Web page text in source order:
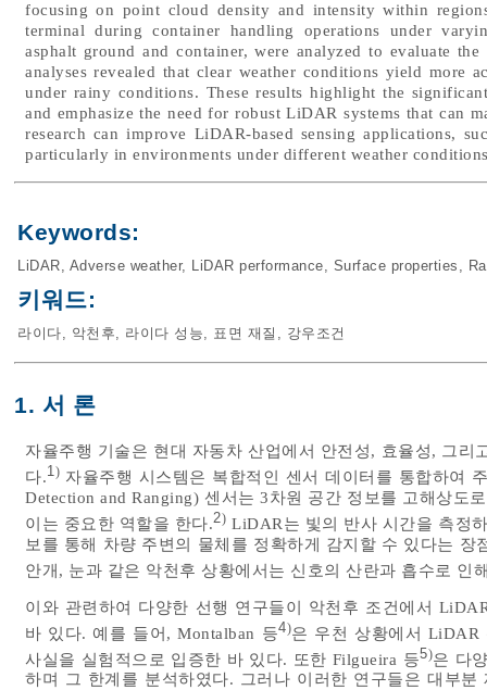
focusing on point cloud density and intensity within
terminal during container handling operations under
asphalt ground and container, were analyzed to evaluate
analyses revealed that clear weather conditions yield more
under rainy conditions. These results highlight the
and emphasize the need for robust LiDAR systems that can
research can improve LiDAR-based sensing applications,
particularly in environments under different weather
Keywords:
LiDAR, Adverse weather, LiDAR performance, Surface properties ,
키워드:
라이다, 악천후, 라이다 성능, 표면 재질 , 강우조건
1. 서 론
자율주행 기술은 현대 자동차 산업에서 안전성, 효율성, 그
다.1) 자율주행 시스템은 복합적인 센서 데이터를 통합하여
Detection and Ranging) 센서는 3차원 공간 정보를 고해상도
이는 중요한 역할을 한다.2) LiDAR는 빛의 반사 시간을 측정
보를 통해 차량 주변의 물체를 정확하게 감지할 수 있다는
안개, 눈과 같은 악천후 상황에서는 신호의 산란과 흡수로 인
이와 관련하여 다양한 선행 연구들이 악천후 조건에서
바 있다. 예를 들어, Montalban 등4)은 우천 상황에서 LiDAR
사실을 실험적으로 입증한 바 있다. 또한 Filgueira 등5)은 다
하며 그 한계를 분석하였다. 그러나 이러한 연구들은 대부